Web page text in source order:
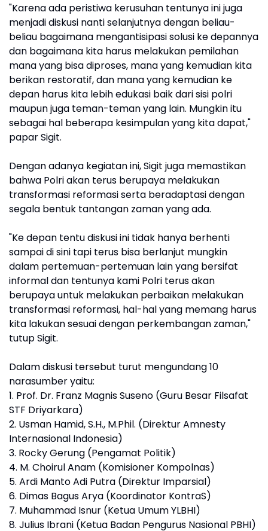
"Karena ada peristiwa kerusuhan tentunya ini juga
menjadi diskusi nanti selanjutnya dengan beliau-
beliau bagaimana mengantisipasi solusi ke depannya
dan bagaimana kita harus melakukan pemilahan
mana yang bisa diproses, mana yang kemudian kita
berikan restoratif, dan mana yang kemudian ke
depan harus kita lebih edukasi baik dari sisi polri
maupun juga teman-teman yang lain. Mungkin itu
sebagai hal beberapa kesimpulan yang kita dapat,"
papar Sigit.
Dengan adanya kegiatan ini, Sigit juga memastikan
bahwa Polri akan terus berupaya melakukan
transformasi reformasi serta beradaptasi dengan
segala bentuk tantangan zaman yang ada.
"Ke depan tentu diskusi ini tidak hanya berhenti
sampai di sini tapi terus bisa berlanjut mungkin
dalam pertemuan-pertemuan lain yang bersifat
informal dan tentunya kami Polri terus akan
berupaya untuk melakukan perbaikan melakukan
transformasi reformasi, hal-hal yang memang harus
kita lakukan sesuai dengan perkembangan zaman,"
tutup Sigit.
Dalam diskusi tersebut turut mengundang 10
narasumber yaitu:
1. Prof. Dr. Franz Magnis Suseno (Guru Besar Filsafat
STF Driyarkara)
2. Usman Hamid, S.H., M.Phil. (Direktur Amnesty
Internasional Indonesia)
3. Rocky Gerung (Pengamat Politik)
4. M. Choirul Anam (Komisioner Kompolnas)
5. Ardi Manto Adi Putra (Direktur Imparsial)
6. Dimas Bagus Arya (Koordinator KontraS)
7. Muhammad Isnur (Ketua Umum YLBHI)
8. Julius Ibrani (Ketua Badan Pengurus Nasional PBHI)